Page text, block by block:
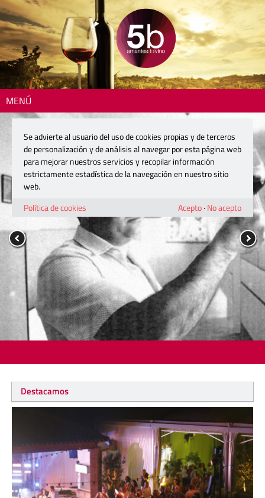
MENÚ
Destacamos
Se advierte al usuario del uso de cookies propias y de terceros
de personalización y de análisis al navegar por esta página web
para mejorar nuestros servicios y recopilar información
estrictamente estadística de la navegación en nuestro sitio
web.
Política de cookies
Acepto· No acepto